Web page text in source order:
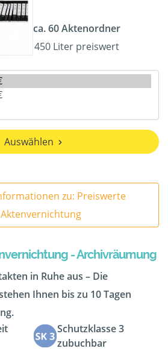
ca. 60 Aktenordner
450 Liter preiswert
Auswählen
zu: Preiswerte
Aktenvernichtung
- Archivräumung
in Ruhe aus – Die
Ihnen bis zu 10 Tagen
Schutzklasse 3
zubuchbar